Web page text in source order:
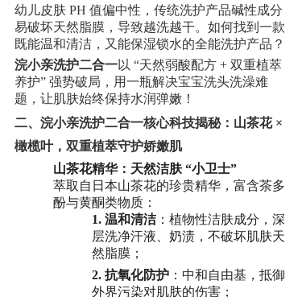
幼儿皮肤 PH 值偏中性，传统洗护产品碱性成分
易破坏天然脂膜，导致越洗越干。如何找到一款
既能温和清洁，又能保湿锁水的全能洗护产品？
浣小亲洗护二合一以 “天然弱酸配方 + 双重植萃
养护” 强势破局，用一瓶解决宝宝洗头洗澡难
题，让肌肤始终保持水润弹嫩！
二、 浣小亲洗护二合一核心科技揭秘：山茶花 ×
橄榄叶，双重植萃守护娇嫩肌
山茶花精华：天然洁肤 “小卫士”
萃取自日本山茶花的珍贵精华，富含茶多
酚与黄酮类物质：
1. 温和清洁：植物性洁肤成分，深
层洗净汗液、奶渍，不破坏肌肤天
然脂膜；
2. 抗氧化防护：中和自由基，抵御
外界污染对肌肤的伤害；